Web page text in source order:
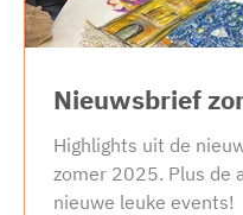
Nieuwsbrief
Highlights uit de
zomer 2025. Plus de
nieuwe leuke events!